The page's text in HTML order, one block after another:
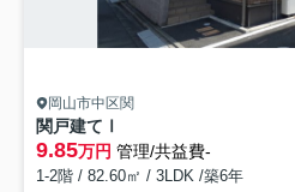
岡山市中区関
関戸建てⅠ
9.85万円 管理/共益費-
1-2階 / 82.60㎡ / 3LDK /築6年